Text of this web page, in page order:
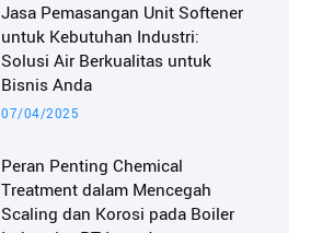
Jasa Pemasangan Unit Softener
untuk Kebutuhan Industri:
Solusi Air Berkualitas untuk
Bisnis Anda
07/04/2025
Peran Penting Chemical
Treatment dalam Mencegah
Scaling dan Korosi pada Boiler